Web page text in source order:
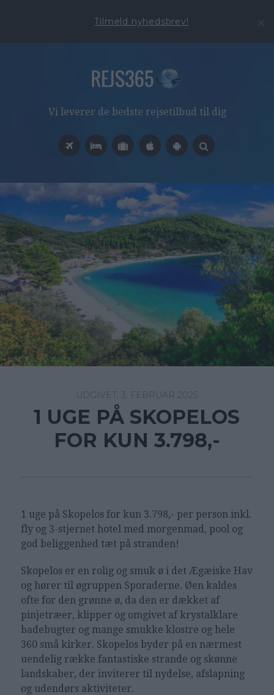
Tilmeld nyhedsbrev!
Vi leverer de bedste rejsetilbud til dig
3. FEBRUAR 2025
1 UGE PÅ SKOPELOS
FOR KUN 3.798,-
1 uge på Skopelos for kun 3.798,- per person inkl.
fly og 3-stjernet hotel med morgenmad, pool og
god beliggenhed tæt på stranden!
Skopelos er en rolig og smuk ø i det Ægæiske Hav
og hører til øgruppen Sporaderne. Øen kaldes
ofte for den grønne ø, da den er dækket af
pinjetræer, klipper og omgivet af krystalklare
badebugter og mange smukke klostre og hele
360 små kirker. Skopelos byder på en nærmest
uendelig række fantastiske strande og skønne
landskaber, der inviterer til nydelse, afslapning
og udendørs aktiviteter.